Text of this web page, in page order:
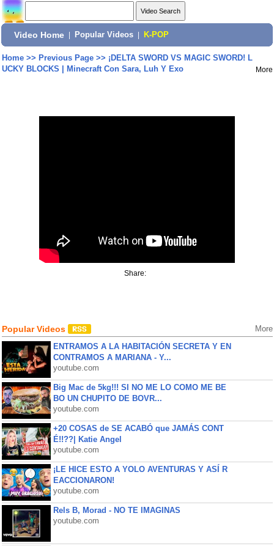
Video Home Popular Videos K-POP
Home>> Previous Page>> ¡DELTA SWORD VS MAGIC SWORD! L
UCKY BLOCKS | Minecraft Con Sara, Luh Y Exo
More
Share:
Popular Videos More
ENTRAMOS A LA HABITACIÓN SECRETA Y EN
CONTRAMOS A MARIANA - Y...
youtube.com
Big Mac de 5kg!!! SI NO ME LO COMO ME BE
BO UN CHUPITO DE BOVR...
youtube.com
+20 COSAS de SE ACABÓ que JAMÁS CONT
É!!??| Katie Angel
youtube.com
¡LE HICE ESTO A YOLO AVENTURAS Y ASÍ R
EACCIONARON!
youtube.com
Rels B, Morad - NO TE IMAGINAS
youtube.com